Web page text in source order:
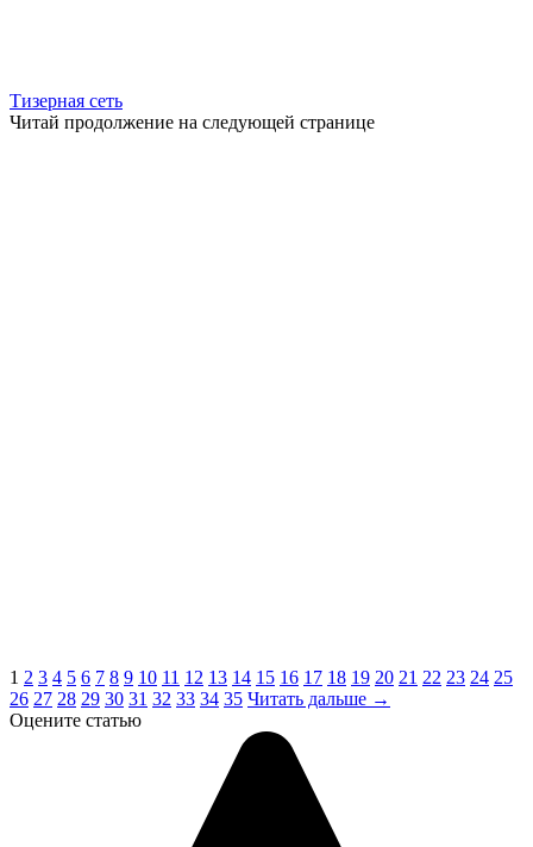
Тизерная сеть
Читай продолжение на следующей странице
1 2 3 4 5 6 7 8 9 10 11 12 13 14 15 16 17 18 19 20 21 22 23 24 25
26 27 28 29 30 31 32 33 34 35 Читать дальше →
Оцените статью